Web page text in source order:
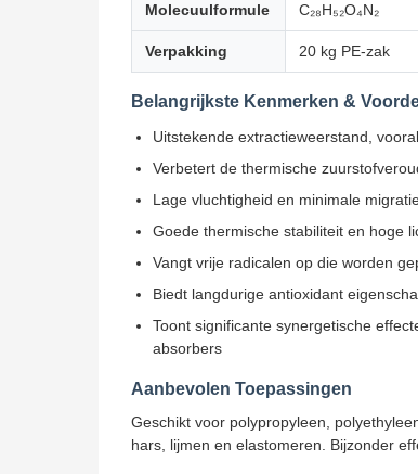
Molecuulformule C₂₈H₅₂O₄N₂
Verpakking 20 kg PE-zak
Belangrijkste Kenmerken &
Uitstekende extractieweerstand,
Verbetert de thermische
Lage vluchtigheid en minimale
Goede thermische stabiliteit en hoge
Vangt vrije radicalen op die worden
Biedt langdurige antioxidant
Toont significante synergetische
absorbers
Aanbevolen Toepassingen
Geschikt voor polypropyleen,
hars, lijmen en elastomeren. Bijzonder